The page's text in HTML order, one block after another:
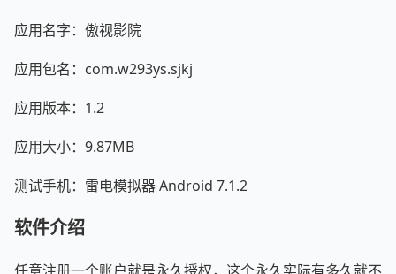
应用名字：傲视影院
应用包名：com.w293ys.sjkj
应用版本：1.2
应用大小：9.87MB
测试手机：雷电模拟器 Android 7.1.2
软件介绍